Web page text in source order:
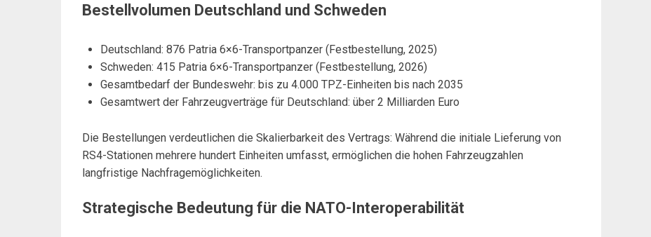
Bestellvolumen Deutschland und Schweden
Deutschland: 876 Patria 6×6-Transportpanzer (Festbestellung, 2025)
Schweden: 415 Patria 6×6-Transportpanzer (Festbestellung, 2026)
Gesamtbedarf der Bundeswehr: bis zu 4.000 TPZ-Einheiten bis nach 2035
Gesamtwert der Fahrzeugverträge für Deutschland: über 2 Milliarden Euro
Die Bestellungen verdeutlichen die Skalierbarkeit des Vertrags: Während die initiale Lieferung von
RS4-Stationen mehrere hundert Einheiten umfasst, ermöglichen die hohen Fahrzeugzahlen
langfristige Nachfragemöglichkeiten.
Strategische Bedeutung für die NATO-Interoperabilität